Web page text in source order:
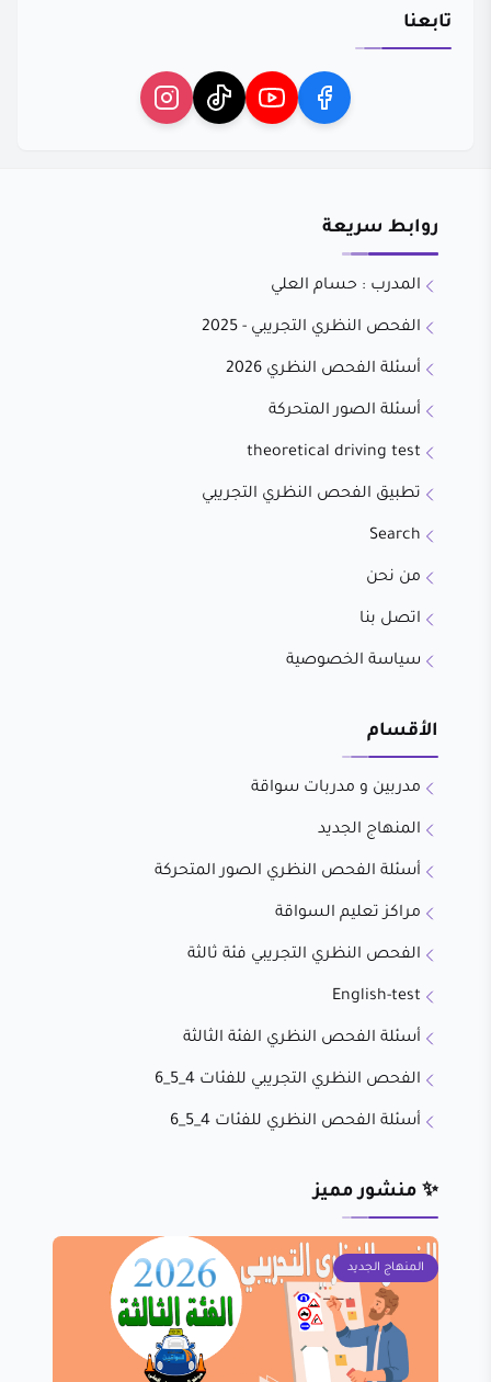
تابعنا
روابط سريعة
المدرب : حسام العلي
الفحص النظري التجريبي - 2025
أسئلة الفحص النظري 2026
أسئلة الصور المتحركة
theoretical driving test
تطبيق الفحص النظري التجريبي
Search
من نحن
اتصل بنا
سياسة الخصوصية
الأقسام
مدربين و مدربات سواقة
المنهاج الجديد
أسئلة الفحص النظري الصور المتحركة
مراكز تعليم السواقة
الفحص النظري التجريبي فئة ثالثة
English-test
أسئلة الفحص النظري الفئة الثالثة
الفحص النظري التجريبي للفئات 4_5_6
أسئلة الفحص النظري للفئات 4_5_6
✨ منشور مميز
المنهاج الجديد